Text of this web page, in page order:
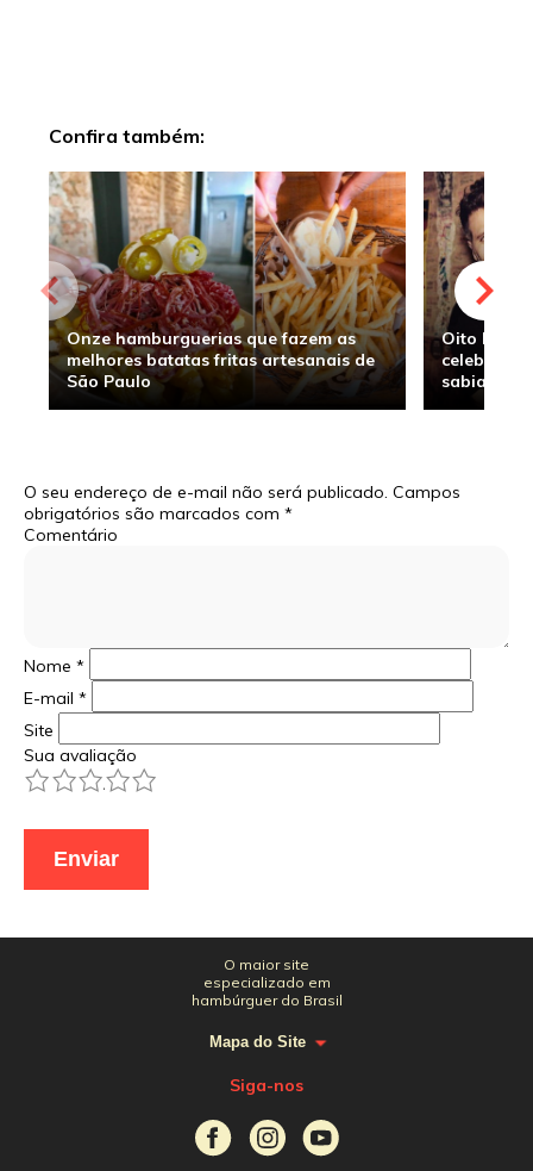
Confira também:
Onze hamburguerias que fazem as
melhores batatas fritas artesanais de
São Paulo
Oito
sabia
O seu endereço de e-mail não será publicado. Campos
obrigatórios são marcados com *
Comentário
Nome *
E-mail *
Site
Sua avaliação
5
4
3
2
O maior site
especializado em
hambúrguer do Brasil
Mapa do Site
Siga-nos